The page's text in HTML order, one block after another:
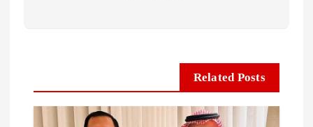
Related Posts